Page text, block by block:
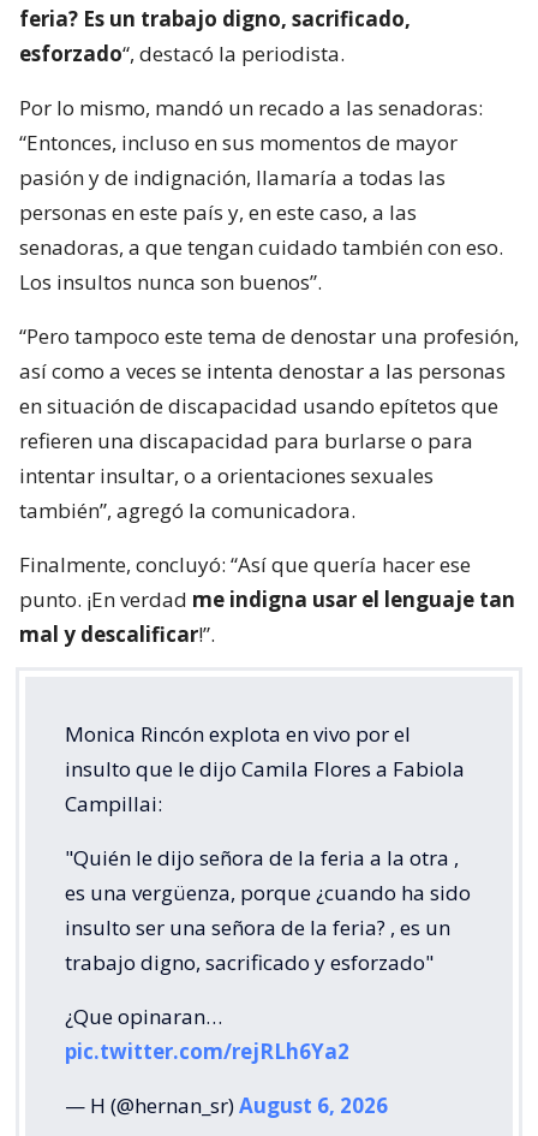
feria? Es un trabajo digno, sacrificado,
esforzado“, destacó la periodista.
Por lo mismo, mandó un recado a las senadoras:
“Entonces, incluso en sus momentos de mayor
pasión y de indignación, llamaría a todas las
personas en este país y, en este caso, a las
senadoras, a que tengan cuidado también con eso.
Los insultos nunca son buenos”.
“Pero tampoco este tema de denostar una profesión,
así como a veces se intenta denostar a las personas
en situación de discapacidad usando epítetos que
refieren una discapacidad para burlarse o para
intentar insultar, o a orientaciones sexuales
también”, agregó la comunicadora.
Finalmente, concluyó: “Así que quería hacer ese
punto. ¡En verdad me indigna usar el lenguaje tan
mal y descalificar!”.
Monica Rincón explota en vivo por el
insulto que le dijo Camila Flores a Fabiola
Campillai:
"Quién le dijo señora de la feria a la otra ,
es una vergüenza, porque ¿cuando ha sido
insulto ser una señora de la feria? , es un
trabajo digno, sacrificado y esforzado"
¿Que opinaran…
pic.twitter.com/rejRLh6Ya2
— H (@hernan_sr)August 6, 2026